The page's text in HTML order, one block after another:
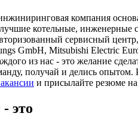
компания
котельные, инженерные
сервисный
GmbH, Mitsubishi Electric
из нас - это желание
получай и делись опытом.
и присылайте резюме на
это